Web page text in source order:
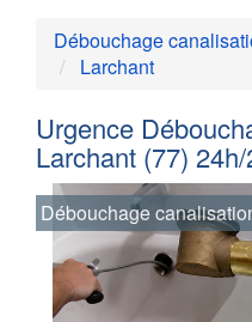
Débouchage
Larchant
Urgence
Larchant (77)
Débouchage